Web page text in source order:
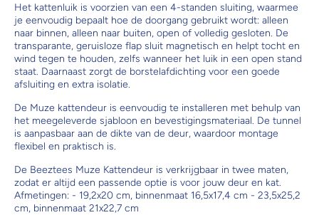
Het kattenluik is voorzien van een 4-standen sluiting, waarmee
je eenvoudig bepaalt hoe de doorgang gebruikt wordt: alleen
naar binnen, alleen naar buiten, open of volledig gesloten. De
transparante, geruisloze flap sluit magnetisch en helpt tocht en
wind tegen te houden, zelfs wanneer het luik in een open stand
staat. Daarnaast zorgt de borstelafdichting voor een goede
afsluiting en extra isolatie.
De Muze kattendeur is eenvoudig te installeren met behulp van
het meegeleverde sjabloon en bevestigingsmateriaal. De tunnel
is aanpasbaar aan de dikte van de deur, waardoor montage
flexibel en praktisch is.
De Beeztees Muze Kattendeur is verkrijgbaar in twee maten,
zodat er altijd een passende optie is voor jouw deur en kat.
Afmetingen: - 19,2x20 cm, binnenmaat 16,5x17,4 cm - 23,5x25,2
cm, binnenmaat 21x22,7 cm